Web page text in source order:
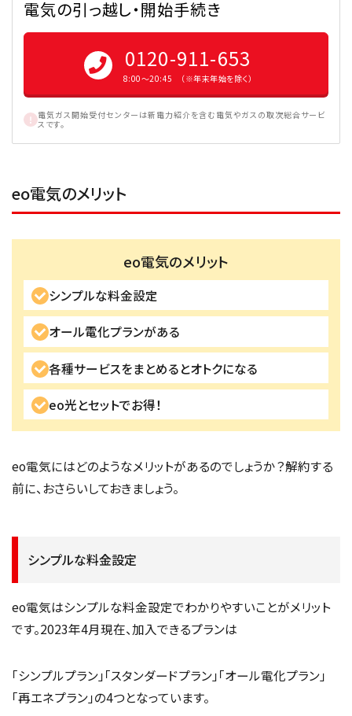
電気の引っ越し・開始手続き
0120-911-653
8:00〜20:45 （※年末年始を除く）
電気ガス開始受付センターは新電力紹介を含む電気やガスの取次総合サービ
スです。
eo電気のメリット
eo電気のメリット
シンプルな料金設定
オール電化プランがある
各種サービスをまとめるとオトクになる
eo光とセットでお得！
eo電気にはどのようなメリットがあるのでしょうか？解約する
前に、おさらいしておきましょう。
シンプルな料金設定
eo電気はシンプルな料金設定でわかりやすいことがメリット
です。2023年4月現在、加入できるプランは
「シンプルプラン」「スタンダードプラン」「オール電化プラン」
「再エネプラン」の4つとなっています。